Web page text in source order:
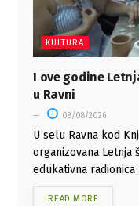
KULTURA
I ove godine
u Ravni
08/08/2026
U selu Ravna kod
organizovana Letnja
edukativna radionica
READ MORE